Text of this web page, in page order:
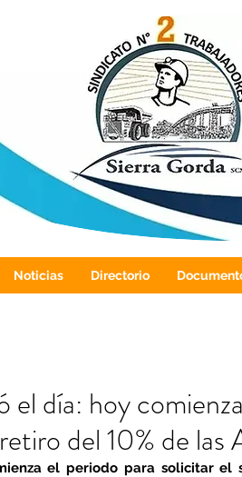
Noticias Directorio
el día: hoy
del 10% de las
el periodo para solicitar